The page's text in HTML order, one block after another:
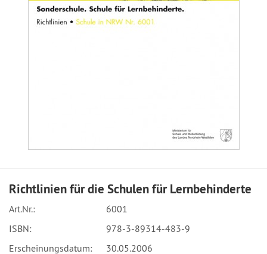
Richtlinien für die Schulen für Lernbehinderte
Art.Nr.:
6001
ISBN:
978-3-89314-483-9
Erscheinungsdatum:
30.05.2006